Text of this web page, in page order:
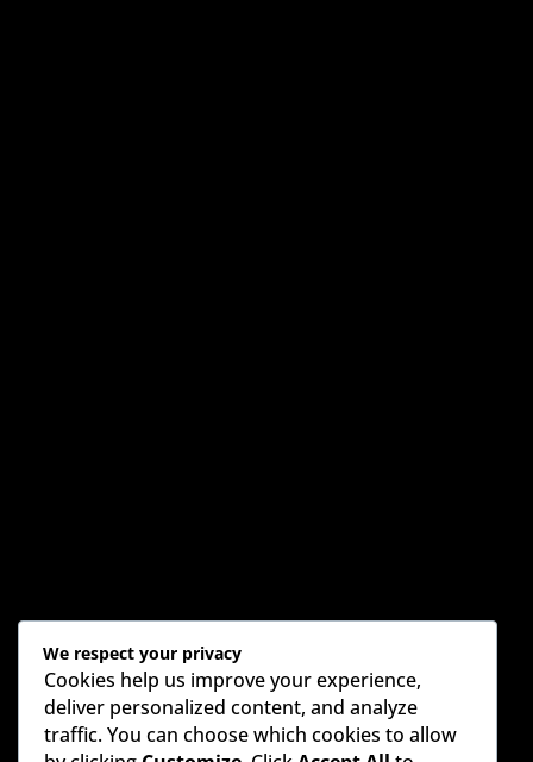
We respect your privacy
Cookies help us improve your experience,
deliver personalized content, and analyze
traffic. You can choose which cookies to allow